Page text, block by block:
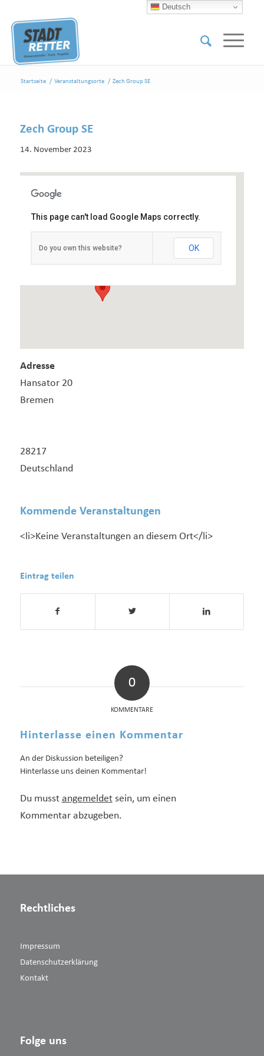
Startseite / Veranstaltungsorte / Zech Group SE
Zech Group SE
14. November 2023
Zech Group SE
Hansator 20 - Bremen
This page can't load Google Maps correctly.
Do you own this website? OK
Adresse
Hansator 20
Bremen
28217
Deutschland
Kommende Veranstaltungen
<li>Keine Veranstaltungen an diesem Ort</li>
Eintrag teilen
0
KOMMENTARE
Hinterlasse einen Kommentar
An der Diskussion beteiligen?
Hinterlasse uns deinen Kommentar!
Du musst angemeldetsein, um einen
Kommentar abzugeben.
Rechtliches
Impressum
Datenschutzerklärung
Kontakt
Folge uns
Deutsch